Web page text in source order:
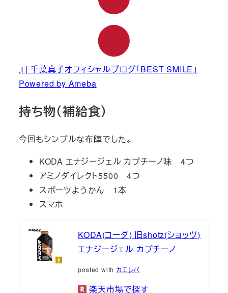
』 | 千葉真子オフィシャルブログ「BEST SMILE」
Powered by Ameba
持ち物（補給食）
今回もシンプルな布陣でした。
KODA エナジージェル カプチーノ味 4つ
アミノダイレクト5500 4つ
スポーツようかん 1本
スマホ
KODA(コーダ) 旧shotz(ショッツ)
エナジージェル カプチーノ
posted with カエレバ
楽天市場で探す